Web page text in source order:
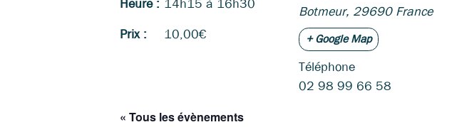
Heure : 14h15 à 16h30
Prix :
10,00€
Botmeur, 29690 France
+ Google Map
Téléphone
02 98 99 66 58
« Tous les évènements